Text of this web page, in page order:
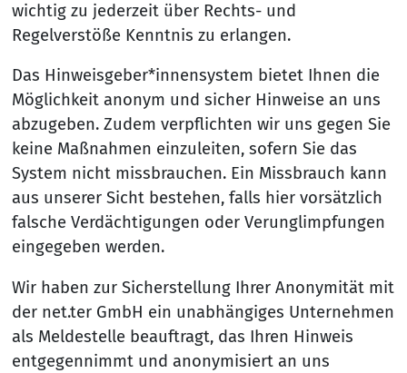
wichtig zu jederzeit über Rechts- und
Regelverstöße Kenntnis zu erlangen.
Das Hinweisgeber*innensystem bietet Ihnen die
Möglichkeit anonym und sicher Hinweise an uns
abzugeben. Zudem verpflichten wir uns gegen Sie
keine Maßnahmen einzuleiten, sofern Sie das
System nicht missbrauchen. Ein Missbrauch kann
aus unserer Sicht bestehen, falls hier vorsätzlich
falsche Verdächtigungen oder Verunglimpfungen
eingegeben werden.
Wir haben zur Sicherstellung Ihrer Anonymität mit
der net.ter GmbH ein unabhängiges Unternehmen
als Meldestelle beauftragt, das Ihren Hinweis
entgegennimmt und anonymisiert an uns